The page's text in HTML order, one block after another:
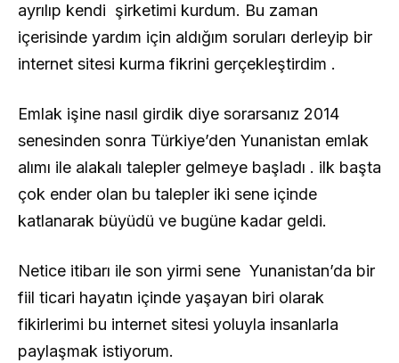
ayrılıp kendi şirketimi kurdum. Bu zaman
içerisinde yardım için aldığım soruları derleyip bir
internet sitesi kurma fikrini gerçekleştirdim .
Emlak işine nasıl girdik diye sorarsanız 2014
senesinden sonra Türkiye’den Yunanistan emlak
alımı ile alakalı talepler gelmeye başladı . ilk başta
çok ender olan bu talepler iki sene içinde
katlanarak büyüdü ve bugüne kadar geldi.
Netice itibarı ile son yirmi sene Yunanistan’da bir
fiil ticari hayatın içinde yaşayan biri olarak
fikirlerimi bu internet sitesi yoluyla insanlarla
paylaşmak istiyorum.